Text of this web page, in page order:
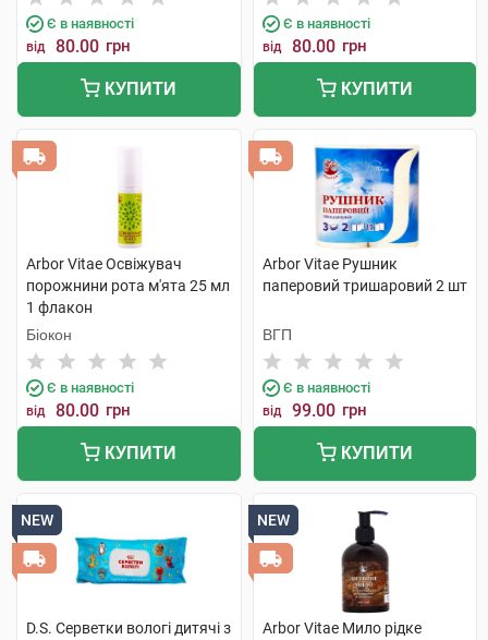
Є в наявності
від 80.00 грн
КУПИТИ
Є в наявності
від 80.00 грн
КУПИТИ
Arbor Vitae Освіжувач
порожнини рота м'ята 25 мл
1 флакон
Біокон
Є в наявності
від 80.00 грн
КУПИТИ
Arbor Vitae Рушник
паперовий тришаровий 2 шт
ВГП
Є в наявності
від 99.00 грн
КУПИТИ
NEW
D.S. Серветки вологі дитячі з
NEW
Arbor Vitae Мило рідке